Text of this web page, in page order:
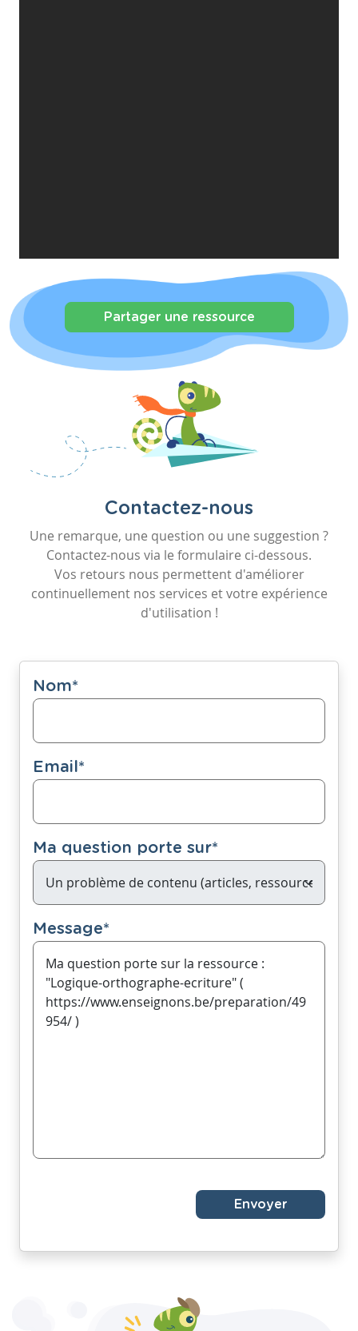
Partager une ressource
Contactez-nous
Une remarque, une question ou une suggestion ?
Contactez-nous via le formulaire ci-dessous.
Vos retours nous permettent d'améliorer
continuellement nos services et votre expérience
d'utilisation !
Nom*
Email*
Ma question porte sur*
Message*
Envoyer